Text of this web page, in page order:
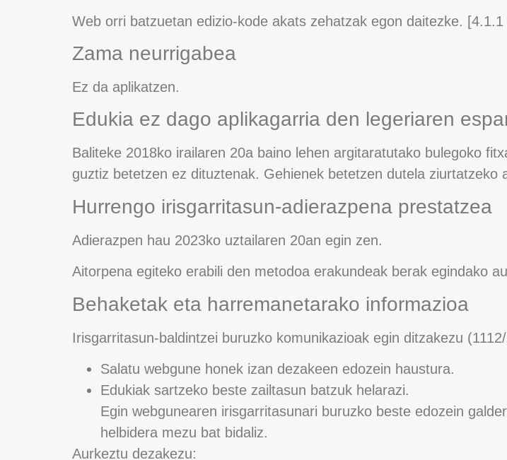
Web orri batzuetan edizio-kode akats zehatzak egon daitezke.
Zama neurrigabea
Ez da aplikatzen.
Edukia ez dago aplikagarria den legeriaren
Baliteke 2018ko irailaren 20a baino lehen argitaratutako bulegoko
guztiz betetzen ez dituztenak. Gehienek betetzen dutela ziurtatzeko
Hurrengo irisgarritasun-adierazpena prestatzea
Adierazpen hau 2023ko uztailaren 20an egin zen.
Aitorpena egiteko erabili den metodoa erakundeak berak egindako
Behaketak eta harremanetarako informazioa
Irisgarritasun-baldintzei buruzko komunikazioak egin ditzakezu
Salatu webgune honek izan dezakeen edozein haustura.
Edukiak sartzeko beste zailtasun batzuk helarazi.
Egin webgunearen irisgarritasunari buruzko beste edozein
helbidera mezu bat bidaliz.
Aurkeztu dezakezu: